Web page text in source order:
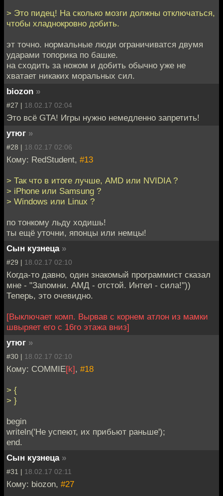
> Это пидец! На сколько мозги должны отключаться,
чтобы хладнокровно добить.
эт точно. нормальные люди ограничиватся двумя
ударами топорика по башке.
на сходить за ножом и добить обычно уже не
хватает никаких моральных сил.
biozon »
#27 | 18.02.17 02:04
Это всё GTA! Игры нужно немедленно запретить!
утюг »
#28 | 18.02.17 02:06
Кому: RedStudent, #13
> Так что в итоге лучше, AMD или NVIDIA ?
> iPhone или Samsung ?
> Windows или Linux ?
по тонкому льду ходишь!
ты ещё уточни, японцы или немцы!
Сын кузнеца »
#29 | 18.02.17 02:10
Когда-то давно, один знакомый программист сказал
мне - "Запомни. АМД - отстой. Интел - сила!"))
Теперь, это очевидно.
[Выключает комп. Вырвав с корнем атлон из мамки
швыряет его с 16го этажа вниз]
утюг »
#30 | 18.02.17 02:10
Кому: COMMIE[k], #18
> {
> }
begin
writeln('Не успеют, их прибьют раньше');
end.
Сын кузнеца »
#31 | 18.02.17 02:11
Кому: biozon, #27